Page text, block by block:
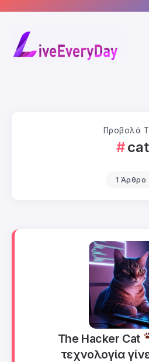
Προβολά
cat
1 Άρθρο
The Hacker Cat
τεχνολογία